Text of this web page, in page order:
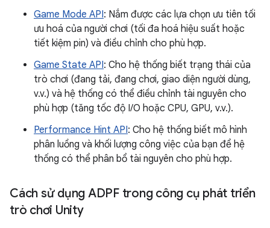
Game Mode API: Nắm được các lựa chọn ưu tiên tối
ưu hoá của người chơi (tối đa hoá hiệu suất hoặc
tiết kiệm pin) và điều chỉnh cho phù hợp.
Game State API: Cho hệ thống biết trạng thái của
trò chơi (đang tải, đang chơi, giao diện người dùng,
v.v.) và hệ thống có thể điều chỉnh tài nguyên cho
phù hợp (tăng tốc độ I/O hoặc CPU, GPU, v.v.).
Performance Hint API: Cho hệ thống biết mô hình
phân luồng và khối lượng công việc của bạn để hệ
thống có thể phân bổ tài nguyên cho phù hợp.
Cách sử dụng ADPF trong công cụ phát triển
trò chơi Unity